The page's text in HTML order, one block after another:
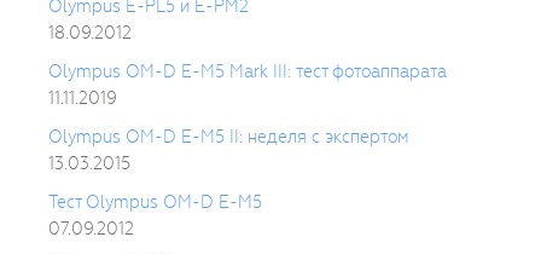
Olympus E-PL5 и E-PM2
18.09.2012
Olympus OM-D E-M5 Mark III: тест фотоаппарата
11.11.2019
Olympus OM-D E-M5 II: неделя с экспертом
13.03.2015
Тест Olympus OM-D E-M5
07.09.2012